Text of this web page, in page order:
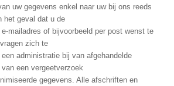
uw gegevens enkel naar uw bij ons reeds
het geval dat u de
mailadres of bijvoorbeeld per post wenst te
zich te
administratie bij van afgehandelde
een vergeetverzoek
gegevens. Alle afschriften en